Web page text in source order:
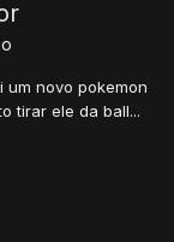
um novo pokemon
tirar ele da ball...